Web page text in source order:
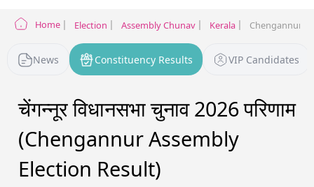
Home Election Assembly Chunav Kerala Chengannur
News Constituency Results VIP Candidates
चेंगन्नूर विधानसभा चुनाव 2026 परिणाम
(Chengannur Assembly
Election Result)